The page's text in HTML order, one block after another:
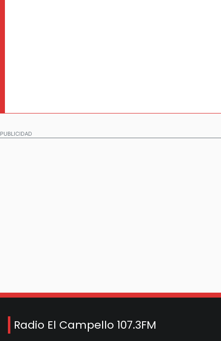
PUBLICIDAD
Radio El Campello 107.3FM